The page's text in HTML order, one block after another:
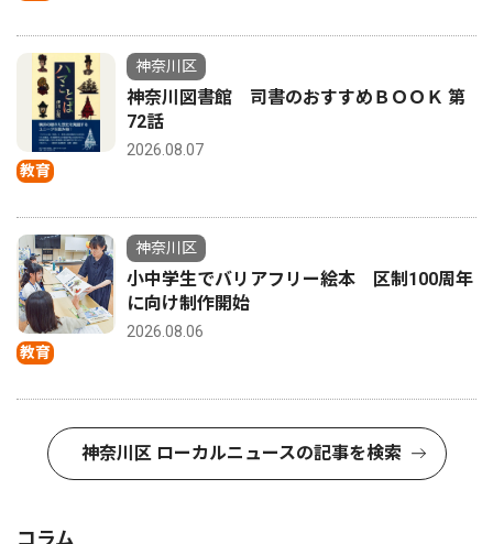
教育
神奈川区
神奈川図書館 司書のおすすめＢＯＯＫ 第
72話
2026.08.07
教育
神奈川区
小中学生でバリアフリー絵本 区制100周年
に向け制作開始
2026.08.06
神奈川区 ローカルニュースの記事を検索